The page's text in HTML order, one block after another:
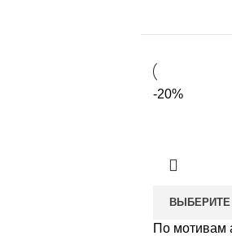
-20%
По мотивам